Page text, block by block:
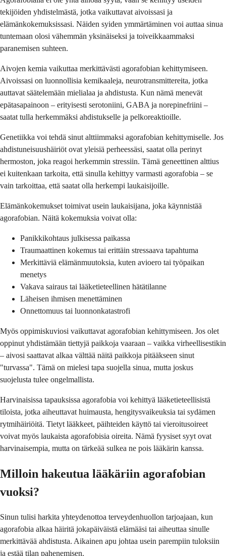
tekijöiden yhdistelmästä, jotka vaikuttavat aivoissasi ja
elämänkokemuksissasi. Näiden syiden ymmärtäminen voi auttaa sinua
tuntemaan olosi vähemmän yksinäiseksi ja toiveikkaammaksi
paranemisen suhteen.
Aivojen kemia vaikuttaa merkittävästi agorafobian kehittymiseen.
Aivoissasi on luonnollisia kemikaaleja, neurotransmittereita, jotka
auttavat säätelemään mielialaa ja ahdistusta. Kun nämä menevät
epätasapainoon – erityisesti serotoniini, GABA ja norepinefriini –
saatat tulla herkemmäksi ahdistukselle ja pelkoreaktioille.
Genetiikka voi tehdä sinut alttiimmaksi agorafobian kehittymiselle. Jos
ahdistuneisuushäiriöt ovat yleisiä perheessäsi, saatat olla perinyt
hermoston, joka reagoi herkemmin stressiin. Tämä geneettinen alttius
ei kuitenkaan tarkoita, että sinulla kehittyy varmasti agorafobia – se
vain tarkoittaa, että saatat olla herkempi laukaisijoille.
Elämänkokemukset toimivat usein laukaisijana, joka käynnistää
agorafobian. Näitä kokemuksia voivat olla:
Panikkikohtaus julkisessa paikassa
Traumaattinen kokemus tai erittäin stressaava tapahtuma
Merkittäviä elämänmuutoksia, kuten avioero tai työpaikan
menetys
Vakava sairaus tai lääketieteellinen hätätilanne
Läheisen ihmisen menettäminen
Onnettomuus tai luonnonkatastrofi
Myös oppimiskuviosi vaikuttavat agorafobian kehittymiseen. Jos olet
oppinut yhdistämään tiettyjä paikkoja vaaraan – vaikka virheellisestikin
– aivosi saattavat alkaa välttää näitä paikkoja pitääkseen sinut
"turvassa". Tämä on mielesi tapa suojella sinua, mutta joskus
suojelusta tulee ongelmallista.
Harvinaisissa tapauksissa agorafobia voi kehittyä lääketieteellisistä
tiloista, jotka aiheuttavat huimausta, hengitysvaikeuksia tai sydämen
rytmihäiriöitä. Tietyt lääkkeet, päihteiden käyttö tai vieroitusoireet
voivat myös laukaista agorafobisia oireita. Nämä fyysiset syyt ovat
harvinaisempia, mutta on tärkeää sulkea ne pois lääkärin kanssa.
Milloin hakeutua lääkäriin agorafobian
vuoksi?
Sinun tulisi harkita yhteydenottoa terveydenhuollon tarjoajaan, kun
agorafobia alkaa häiritä jokapäiväistä elämääsi tai aiheuttaa sinulle
merkittävää ahdistusta. Aikainen apu johtaa usein parempiin tuloksiin
ja estää tilan pahenemisen.